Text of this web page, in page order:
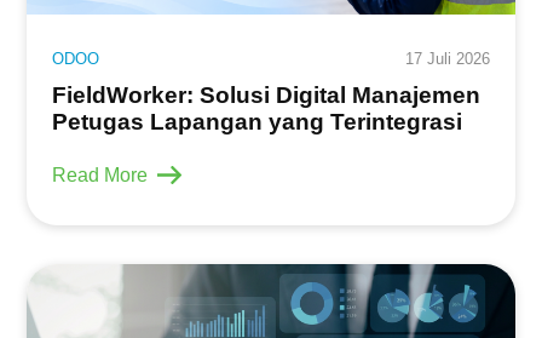
ODOO 17 Juli 2026
FieldWorker: Solusi Digital Manajemen
Petugas Lapangan yang Terintegrasi
Read More